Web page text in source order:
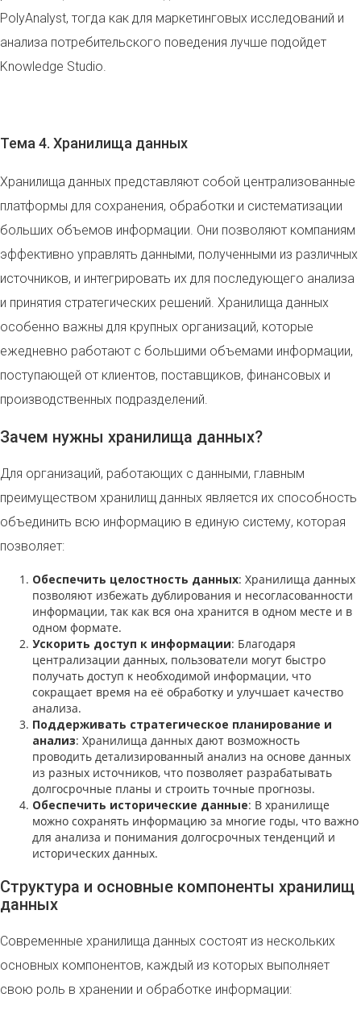
PolyAnalyst, тогда как для маркетинговых исследований и
анализа потребительского поведения лучше подойдет
Knowledge Studio.
Тема 4. Хранилища данных
Хранилища данных представляют собой централизованные
платформы для сохранения, обработки и систематизации
больших объемов информации. Они позволяют компаниям
эффективно управлять данными, полученными из различных
источников, и интегрировать их для последующего анализа
и принятия стратегических решений. Хранилища данных
особенно важны для крупных организаций, которые
ежедневно работают с большими объемами информации,
поступающей от клиентов, поставщиков, финансовых и
производственных подразделений.
Зачем нужны хранилища данных?
Для организаций, работающих с данными, главным
преимуществом хранилищ данных является их способность
объединить всю информацию в единую систему, которая
позволяет:
Обеспечить целостность данных: Хранилища данных
позволяют избежать дублирования и несогласованности
информации, так как вся она хранится в одном месте и в
одном формате.
Ускорить доступ к информации: Благодаря
централизации данных, пользователи могут быстро
получать доступ к необходимой информации, что
сокращает время на её обработку и улучшает качество
анализа.
Поддерживать стратегическое планирование и
анализ: Хранилища данных дают возможность
проводить детализированный анализ на основе данных
из разных источников, что позволяет разрабатывать
долгосрочные планы и строить точные прогнозы.
Обеспечить исторические данные: В хранилище
можно сохранять информацию за многие годы, что важно
для анализа и понимания долгосрочных тенденций и
исторических данных.
Структура и основные компоненты хранилищ
данных
Современные хранилища данных состоят из нескольких
основных компонентов, каждый из которых выполняет
свою роль в хранении и обработке информации: